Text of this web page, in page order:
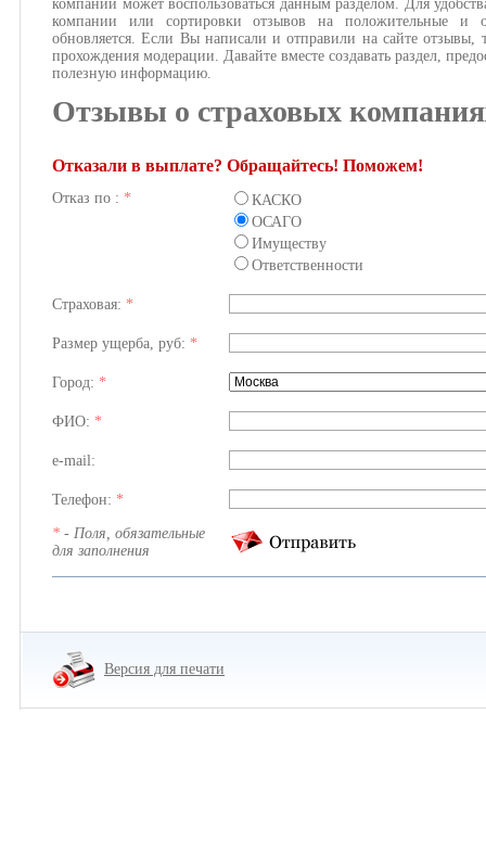
компании может воспользоваться данным разделом. Для
компании или сортировки отзывов на положительные и
обновляется. Если Вы написали и отправили на сайте отзывы,
прохождения модерации. Давайте вместе создавать раздел,
полезную информацию.
Отзывы о страховых
Отказали в выплате? Обращайтесь! Поможем!
Отказ по : *
КАСКО
ОСАГО
Имуществу
Ответственности
Страховая: *
Размер ущерба, руб: *
Город: *
ФИО: *
e-mail:
Телефон: *
* - Поля, обязательные
для заполнения
Версия для печати